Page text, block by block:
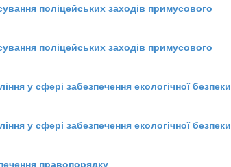
поліцейських заходів примусового
поліцейських заходів примусового
у сфері забезпечення екологічної безпеки
у сфері забезпечення екологічної безпеки
правопорядку